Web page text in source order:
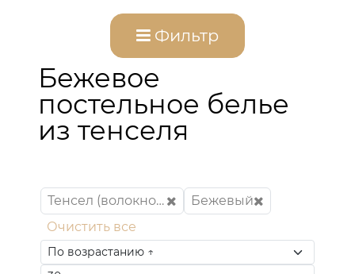
Фильтр
Бежевое
постельное белье
из тенселя
Тенсел (волокно эвкалипта)
Бежевый
Очистить все